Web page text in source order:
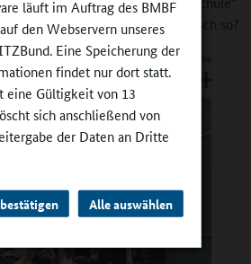
läuft im Auftrag des BMBF
den Webservern unseres
Eine Speicherung der
findet nur dort statt.
eine Gültigkeit von 13
sich anschließend von
der Daten an Dritte
Alle auswählen
im Umfeld. Ist dies heute noch so?